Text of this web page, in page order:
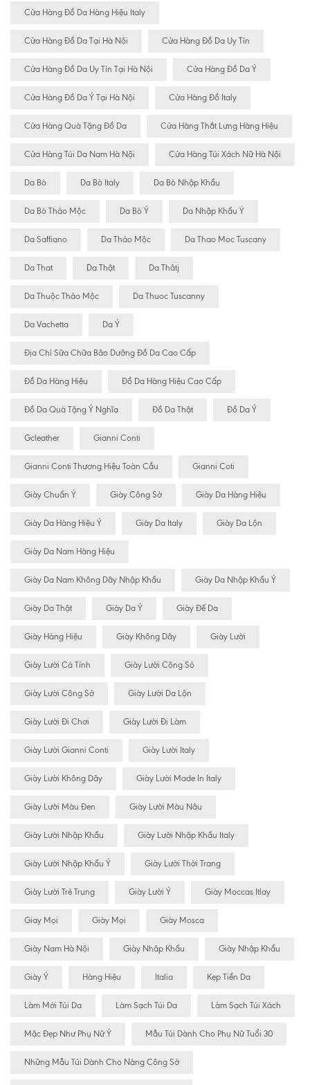
Cửa Hàng Đồ Da Hàng Hiệu Italy
Cửa Hàng Đồ Da Tại Hà Nội Cửa Hàng Đồ Da Uy Tín
Cửa Hàng Đồ Da Uy Tín Tại Hà Nội Cửa Hàng Đồ Da Ý
Cửa Hàng Đồ Da Ý Tại Hà Nội Cửa Hàng Đồ Italy
Cửa Hàng Quà Tặng Đồ Da Cửa Hàng Thắt Lưng Hàng Hiệu
Cửa Hàng Túi Da Nam Hà Nội Cửa Hàng Túi Xách Nữ Hà Nội
Da Bò Da Bò Italy Da Bò Nhập Khẩu
Da Bò Thảo Mộc Da Bò Ý Da Nhập Khẩu Ý
Da Saffiano Da Thảo Mộc Da Thao Moc Tuscany
Da That Da Thật Da Thâtj
Da Thuộc Thảo Mộc Da Thuoc Tuscanny
Da Vachetta Da Ý
Địa Chỉ Sữa Chữa Bão Dưỡng Đồ Da Cao Cấp
Đồ Da Hàng Hiệu Đồ Da Hàng Hiệu Cao Cấp
Đồ Da Quà Tặng Ý Nghĩa Đồ Da Thật Đồ Da Ý
Gcleather Gianni Conti
Gianni Conti Thương Hiệu Toàn Cầu Gianni Coti
Giày Chuẩn Ý Giày Công Sở Giày Da Hàng Hiệu
Giày Da Hàng Hiệu Ý Giày Da Italy Giày Da Lộn
Giày Da Nam Hàng Hiệu
Giày Da Nam Không Dây Nhập Khẩu Giày Da Nhập Khẩu Ý
Giày Da Thật Giày Da Ý Giày Đế Da
Giày Hàng Hiệu Giày Không Dây Giày Lười
Giày Lười Cá Tính Giày Lười Công Sỏ
Giày Lười Công Sở Giày Lười Da Lộn
Giày Lười Đi Chơi Giày Lười Đi Làm
Giày Lười Gianni Conti Giày Lười Italy
Giày Lười Không Dây Giày Lười Made In Italy
Giày Lười Màu Đen Giày Lười Màu Nâu
Giày Lười Nhập Khẩu Giày Lười Nhập Khẩu Italy
Giày Lười Nhập Khẩu Ý Giày Lười Thời Trang
Giày Lười Trẻ Trung Giày Lười Ý Giày Moccas Itlay
Giay Mọi Giày Mọi Giày Mosca
Giày Nam Hà Nội Giày Nhâp Khẩu Giày Nhập Khẩu
Giày Ý Hàng Hiệu Italia Kẹp Tiền Da
Làm Mới Túi Da Làm Sạch Túi Da Làm Sạch Túi Xách
Mặc Đẹp Như Phụ Nữ Ý Mẫu Túi Dành Cho Phụ Nữ Tuổi 30
Những Mẫu Túi Dành Cho Nàng Công Sở